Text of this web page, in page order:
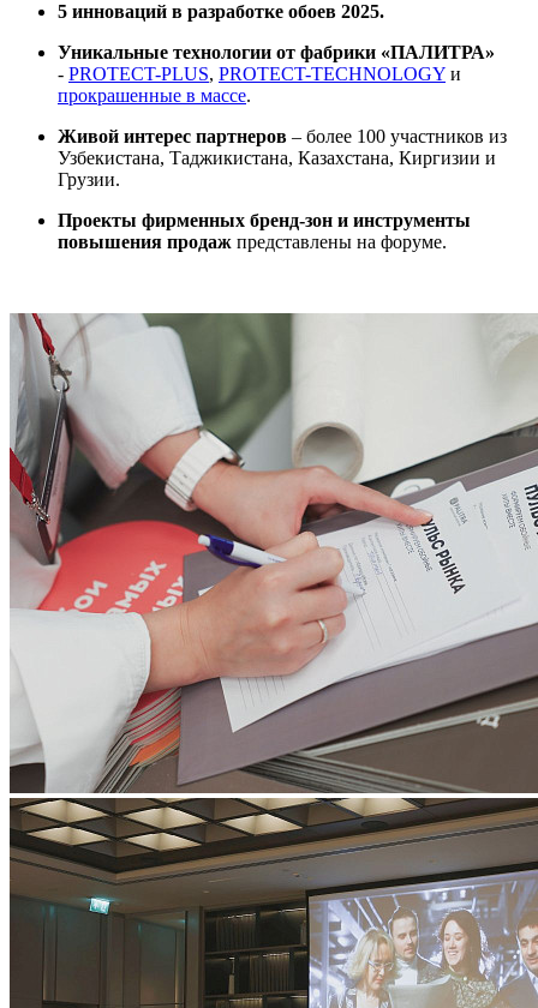
5 инноваций в разработке обоев 2025.
Уникальные технологии от фабрики «ПАЛИТРА»
- PROTECT-PLUS, PROTECT-TECHNOLOGY и
прокрашенные в массе.
Живой интерес партнеров – более 100 участников из
Узбекистана, Таджикистана, Казахстана, Киргизии и
Грузии.
Проекты фирменных бренд-зон и инструменты
повышения продаж представлены на форуме.